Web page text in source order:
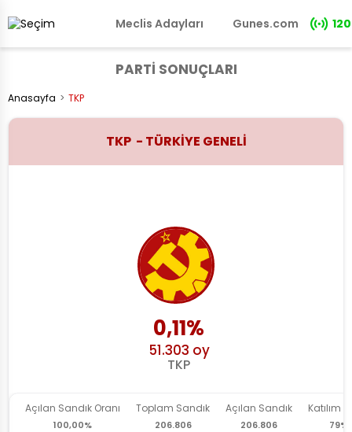
Meclis Adayları Gunes.com 120
PARTİ SONUÇLARI
Anasayfa TKP
TKP - TÜRKİYE GENELİ
TKP
0,11%
51.303 oy
Açılan Sandık Oranı
100,00%
Toplam Sandık
206.806
Açılan Sandık
206.806
Katılım
79%